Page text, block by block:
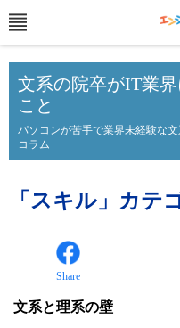
文系の院卒がIT業
こと
パソコンが苦手で業界未経験な
コラム
「スキル」カテ
Share
文系と理系の壁